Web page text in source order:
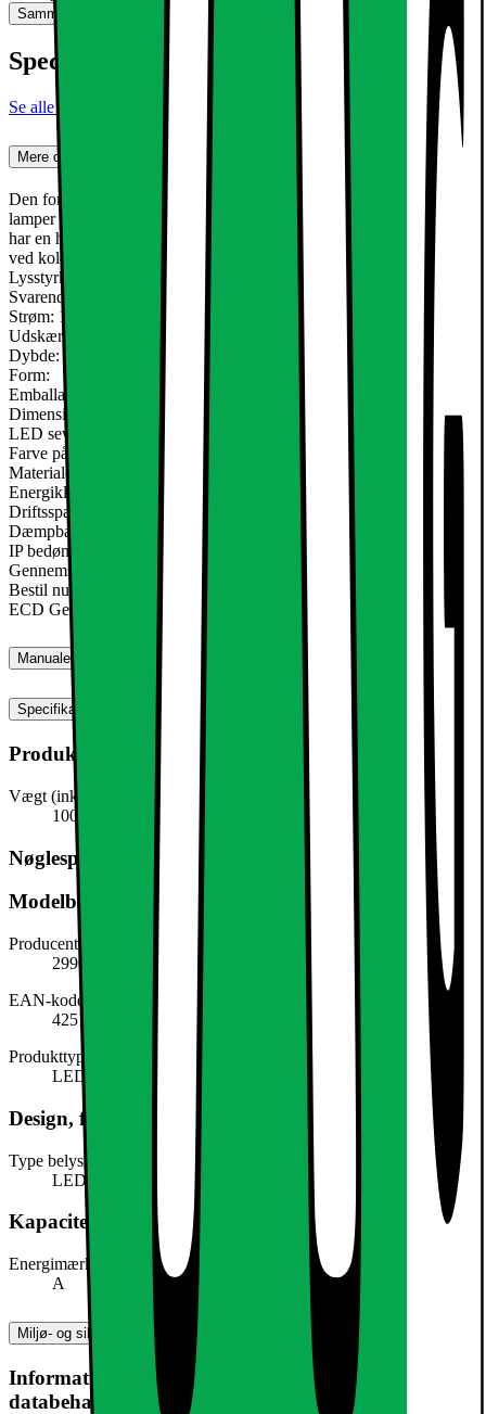
Sammenlign
Specifikationer
Se alle specifikationer
Mere om produktet
Den forsænkede lys LED med 12W er en ultra-tynd loftsplade
lamper af typen SMD 2835. Den eksisterende aluminium Armaturet
har en hvid, subtil montering. Perfekt til en stilfuld accent dit hjem
ved kold hvid glødende lyse pletter.
Lysstyrke: 735Lm (kold hvid)
Svarende til Halogen: 65W ca.
Strøm: 12W
Udskæring: mm omkring 155
Dybde: 20 mm
Form:
Emballage enhed (BxHxL): cm 21,5x3x18,5
Dimensioner af lampen (ØxHöhe) ca: 170x20 mm
LED seværdighed: SMD 2835
Farve på montering: hvid
Materiale: Aluminium
Energiklasse: A
Driftsspænding: 220-240 volt AC
Dæmpbar: nej
IP bedømmelse: IP44
Gennemsnitlig levetid: op til 10.000 timer
Bestil nu det hotteste form for loft belysning: LED forsænket lys
ECD Germany!
Manualer, downloads, garanti og support
Specifikationer
Produktmål
Vægt (inkl. emballage)
100,0 g
Nøglespecifikation
Modelbeskrivelse
Producentens varenummer
299017962
EAN-kode
4251171716160
Produkttype
LED-lys
Design, form og placering
Type belysning
LED
Kapacitet, forbrug og strøm
Energimærke
A
Miljø- og sikkerhedsoplysninger
Information om produktsikkerhed og
databehandling